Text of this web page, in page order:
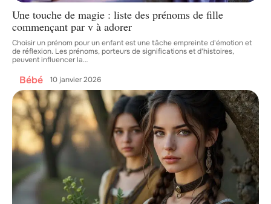
Une touche de magie : liste des prénoms de fille
commençant par v à adorer
Choisir un prénom pour un enfant est une tâche empreinte d'émotion et
de réflexion. Les prénoms, porteurs de significations et d'histoires,
peuvent influencer la…
Bébé 10 janvier 2026